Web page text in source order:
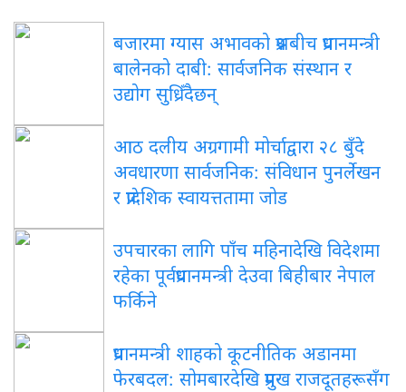
बजारमा ग्यास अभावको प्रश्नबीच प्रधानमन्त्री
बालेनको दाबी: सार्वजनिक संस्थान र
उद्योग सुध्रिँदैछन्
आठ दलीय अग्रगामी मोर्चाद्वारा २८ बुँदे
अवधारणा सार्वजनिक: संविधान पुनर्लेखन
र प्रादेशिक स्वायत्ततामा जोड
उपचारका लागि पाँच महिनादेखि विदेशमा
रहेका पूर्वप्रधानमन्त्री देउवा बिहीबार नेपाल
फर्किने
प्रधानमन्त्री शाहको कूटनीतिक अडानमा
फेरबदल: सोमबारदेखि प्रमुख राजदूतहरूसँग